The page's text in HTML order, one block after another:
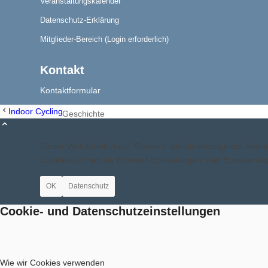
Geschichte
Berichte
Datenschutz-Erklärung
Mitglieder-Bereich (Login erforderlich)
Kontakt
Kontaktformular
Indoor Cycling Winter Indoor Cycling Winter
Dieser Webauftritt nutzt "Cookies" um die Anzeige der
Cookies können sie Browser-Einstellungen oder
OK Datenschutz
Cookie- und Datenschutzeinstellungen
Wie wir Cookies verwenden